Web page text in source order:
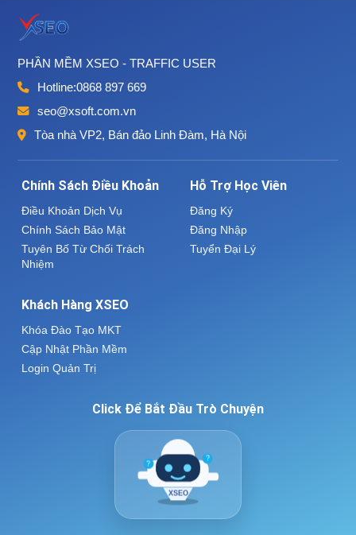
PHẦN MỀM XSEO - TRAFFIC USER
Hotline:0868 897 669
seo@xsoft.com.vn
Tòa nhà VP2, Bán đảo Linh Đàm, Hà Nội
Chính Sách Điều Khoản
Điều Khoản Dịch Vụ
Chính Sách Bảo Mật
Tuyên Bố Từ Chối Trách
Nhiệm
Hỗ Trợ Học Viên
Đăng Ký
Đăng Nhập
Tuyển Đại Lý
Khách Hàng XSEO
Khóa Đào Tạo MKT
Cập Nhật Phần Mềm
Login Quản Trị
Click Để Bắt Đầu Trò Chuyện
XSEO
?
?